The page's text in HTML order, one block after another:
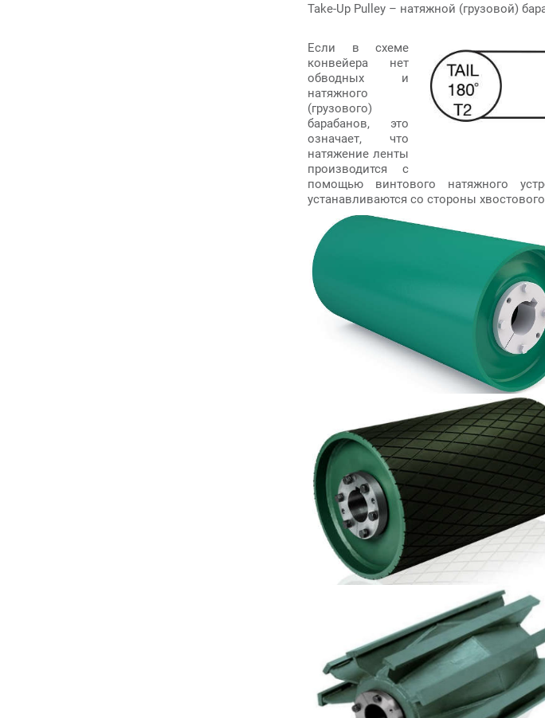
Take-Up Pulley – натяжной (грузовой)
Если в схеме
конвейера нет
обводных и
натяжного
(грузового)
барабанов, это
означает, что
натяжение ленты
производится с
помощью винтового натяжного
устанавливаются со стороны